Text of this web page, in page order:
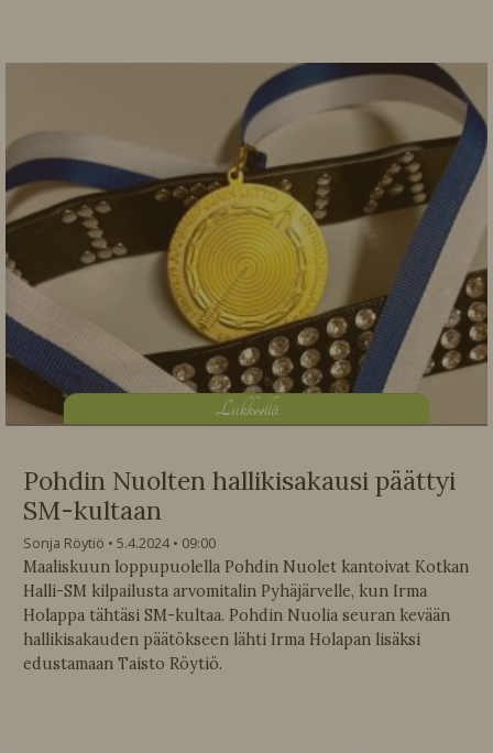
Liikkeellä
Pohdin Nuolten hallikisakausi päättyi
SM-kultaan
Sonja Röytiö 5.4.2024
09:00
Maaliskuun loppupuolella Pohdin Nuolet kantoivat Kotkan
Halli-SM kilpailusta arvomitalin Pyhäjärvelle, kun Irma
Holappa tähtäsi SM-kultaa. Pohdin Nuolia seuran kevään
hallikisakauden päätökseen lähti Irma Holapan lisäksi
edustamaan Taisto Röytiö.